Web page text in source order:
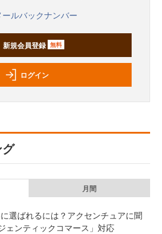
ールバックナンバー
新規会員登録 無料
ログイン
月間
選ばれるには？アクセンチュアに聞
ェンティックコマース」対応